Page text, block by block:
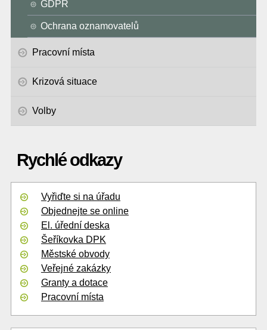
GDPR
Ochrana oznamovatelů
Pracovní místa
Krizová situace
Volby
Rychlé odkazy
Vyřiďte si na úřadu
Objednejte se online
El. úřední deska
Šeříkovka DPK
Městské obvody
Veřejné zakázky
Granty a dotace
Pracovní místa